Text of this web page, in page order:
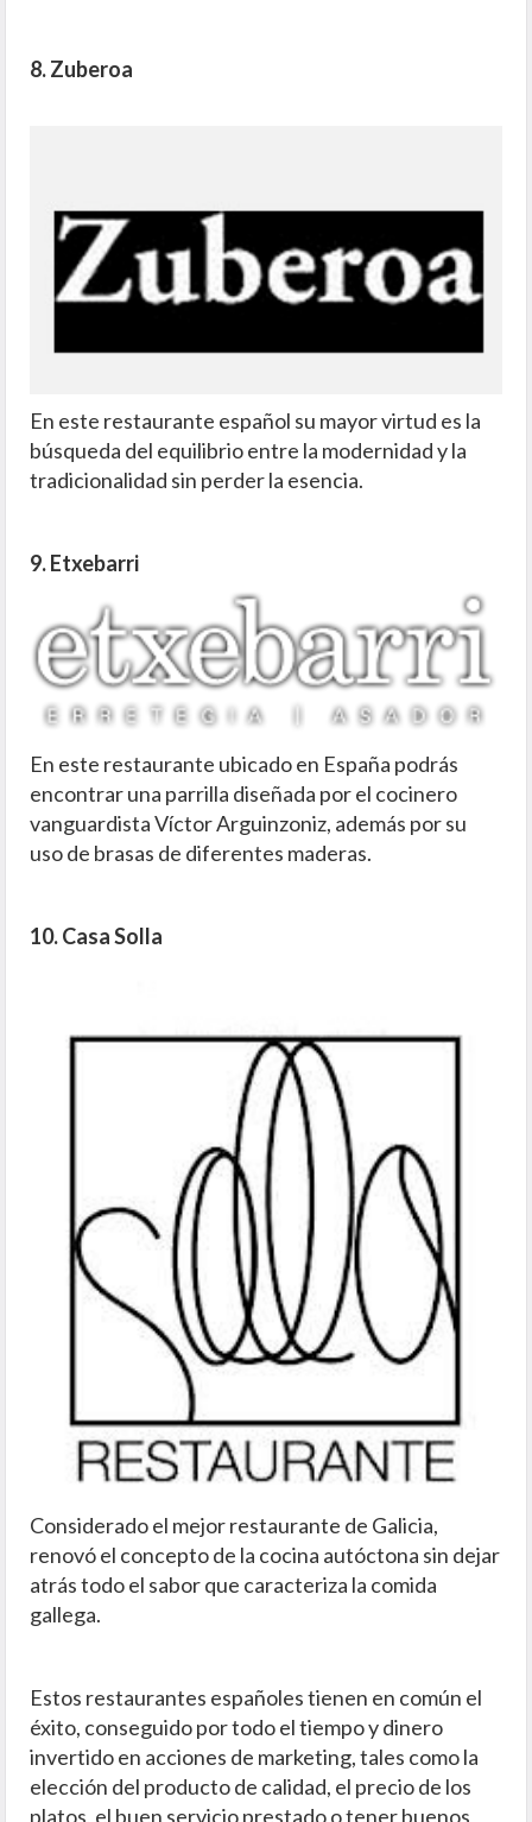
8. Zuberoa
En este restaurante español su mayor virtud es la
búsqueda del equilibrio entre la modernidad y la
tradicionalidad sin perder la esencia.
9. Etxebarri
En este restaurante ubicado en España podrás
encontrar una parrilla diseñada por el cocinero
vanguardista Víctor Arguinzoniz, además por su
uso de brasas de diferentes maderas.
10. Casa Solla
Considerado el mejor restaurante de Galicia,
renovó el concepto de la cocina autóctona sin dejar
atrás todo el sabor que caracteriza la comida
gallega.
Estos restaurantes españoles tienen en común el
éxito, conseguido por todo el tiempo y dinero
invertido en acciones de marketing, tales como la
elección del producto de calidad, el precio de los
platos, el buen servicio prestado o tener buenos